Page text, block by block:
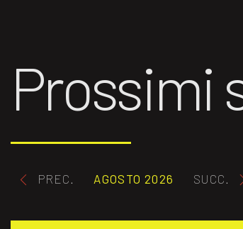
Prossimi
PREC. AGOSTO 2026 SUCC.